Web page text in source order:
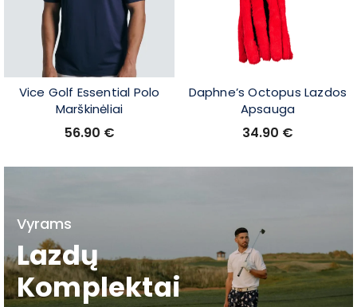
Vice Golf Essential Polo
Marškinėliai
56.90 €
Daphne’s Octopus Lazdos
Apsauga
34.90 €
Vyrams
Lazdų
Komplektai